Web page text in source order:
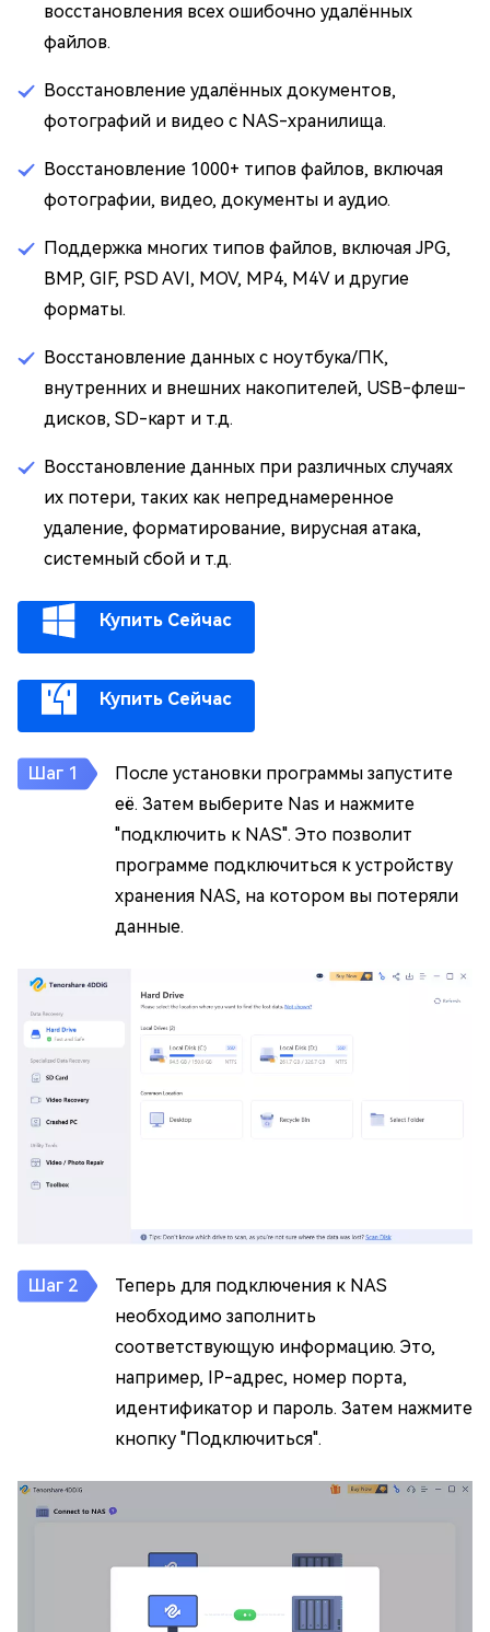
восстановления всех ошибочно удалённых
файлов.
Восстановление удалённых документов,
фотографий и видео с NAS-хранилища.
Восстановление 1000+ типов файлов, включая
фотографии, видео, документы и аудио.
Поддержка многих типов файлов, включая JPG,
BMP, GIF, PSD AVI, MOV, MP4, M4V и другие
форматы.
Восстановление данных с ноутбука/ПК,
внутренних и внешних накопителей, USB-флеш-
дисков, SD-карт и т.д.
Восстановление данных при различных случаях
их потери, таких как непреднамеренное
удаление, форматирование, вирусная атака,
системный сбой и т.д.
Купить Сейчас
Купить Сейчас
После установки программы запустите
её. Затем выберите Nas и нажмите
"подключить к NAS". Это позволит
программе подключиться к устройству
хранения NAS, на котором вы потеряли
данные.
Теперь для подключения к NAS
необходимо заполнить
соответствующую информацию. Это,
например, IP-адрес, номер порта,
идентификатор и пароль. Затем нажмите
кнопку "Подключиться".